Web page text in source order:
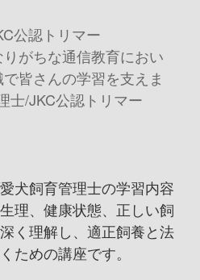
公認トリマー
がちな通信教育におい
皆さんの学習を支えま
士/JKC公認トリマー
犬飼育管理士の学習内容
理、健康状態、正しい飼
く理解し、適正飼養と法
ための講座です。